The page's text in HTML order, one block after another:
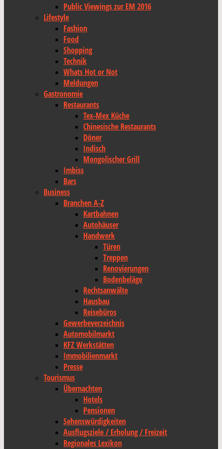
Public Viewings zur EM 2016
Lifestyle
Fashion
Food
Shopping
Technik
Whats Hot or Not
Meldungen
Gastronomie
Restaurants
Tex-Mex Küche
Chinesische Restaurants
Döner
Indisch
Mongolischer Grill
Imbiss
Bars
Business
Branchen A-Z
Kartbahnen
Autohäuser
Handwerk
Türen
Treppen
Renovierungen
Bodenbeläge
Rechtsanwälte
Hausbau
Reisebüros
Gewerbeverzeichnis
Automobilmarkt
KFZ Werkstätten
Immobilienmarkt
Presse
Tourismus
Übernachten
Hotels
Pensionen
Sehenswürdigkeiten
Ausflugsziele / Erholung / Freizeit
Regionales Lexikon